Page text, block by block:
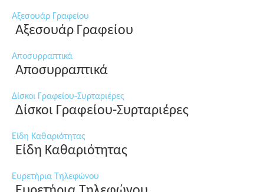
Αξεσουάρ Γραφείου
Αξεσουάρ Γραφείου
Αποσυρραπτικά
Αποσυρραπτικά
Δίσκοι Γραφείου-Συρταριέρες
Δίσκοι Γραφείου-Συρταριέρες
Είδη Καθαριότητας
Είδη Καθαριότητας
Ευρετήρια Τηλεφώνου